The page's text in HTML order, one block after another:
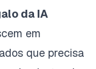
da IA
em
que precisa